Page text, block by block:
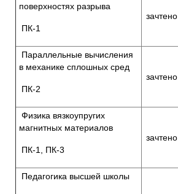
поверхностях разрыва
ПК-1
зачтено
Параллельные вычисления
в механике сплошных сред
ПК-2
зачтено
Физика вязкоупругих
магнитных материалов
ПК-1, ПК-3
зачтено
Педагогика высшей школы